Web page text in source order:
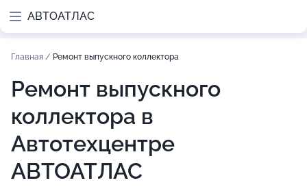
АВТОАТЛАС
Главная / Ремонт выпускного коллектора
Ремонт выпускного
коллектора в
Автотехцентре
АВТОАТЛАС